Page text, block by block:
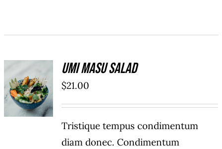
ADD TO
CART
/
DÉTAILS
Umi Masu Salad
$21.00
Tristique tempus condimentum
diam donec. Condimentum